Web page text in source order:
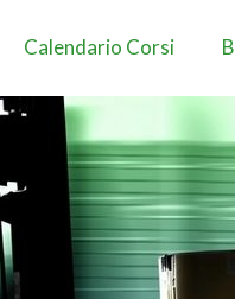
Calendario Corsi